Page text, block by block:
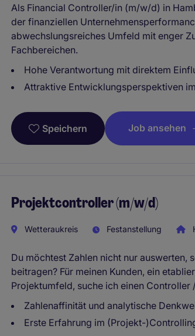
Als Financial Controller/in (m/w/d) in
der finanziellen
abwechslungsreiches Umfeld mit enger
Fachbereichen.
Hohe Verantwortung mit direktem
Attraktive Entwicklungsperspektiven
Speichern Job ansehen
Projektcontroller (m/w/d)
Wetteraukreis Festanstellung
Du möchtest Zahlen nicht nur
beitragen? Für meinen Kunden, ein
Projektumfeld, suche ich einen
Zahlenaffinität und analytische
Erste Erfahrung im (Projekt-